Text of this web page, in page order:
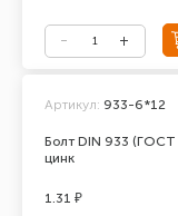
Болт DIN 933
цинк
Артикул: 933-6*12
1.31 ₽